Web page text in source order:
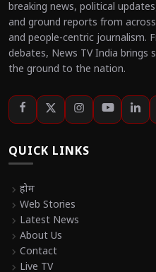
breaking news, political
and ground reports from
and people-centric journalism.
debates, News TV India
the ground to the nation.
QUICK LINKS
chevron_right होम
chevron_right Web Stories
chevron_right Latest News
chevron_right About Us
chevron_right Contact
chevron_right Live TV